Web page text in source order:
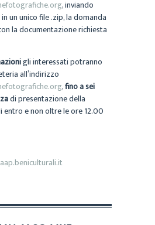
, inviando
in un unico file .zip, la domanda
la documentazione richiesta
gli interessati potranno
all’indirizzo
,fino a sei
di presentazione della
entro e non oltre le ore 12.00